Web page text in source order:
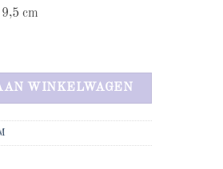
cm
aantal
WINKELWAGEN